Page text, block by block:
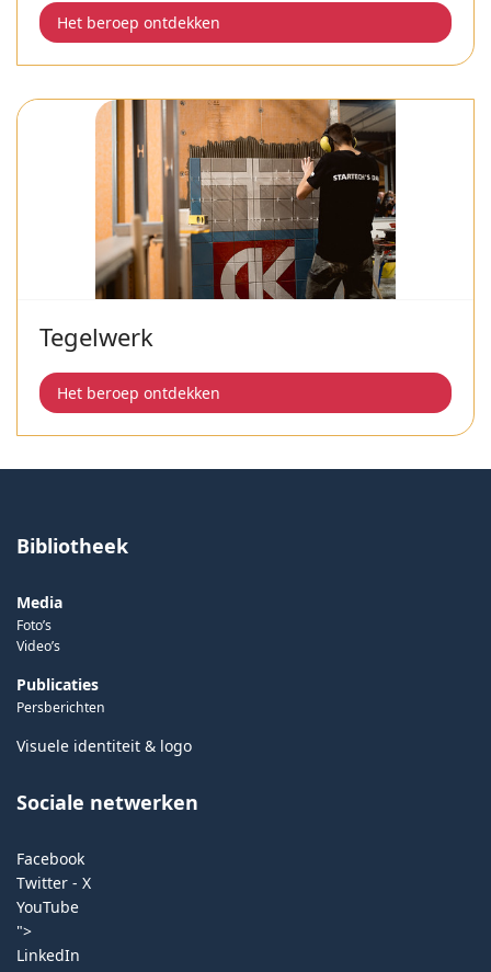
Het beroep ontdekken
Tegelwerk
Het beroep ontdekken
Bibliotheek
Media
Foto’s
Video’s
Publicaties
Persberichten
Visuele identiteit & logo
Sociale netwerken
Facebook
Twitter - X
YouTube
">
LinkedIn